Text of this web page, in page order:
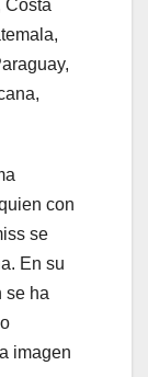
Costa
con
se
En su
se ha
imagen